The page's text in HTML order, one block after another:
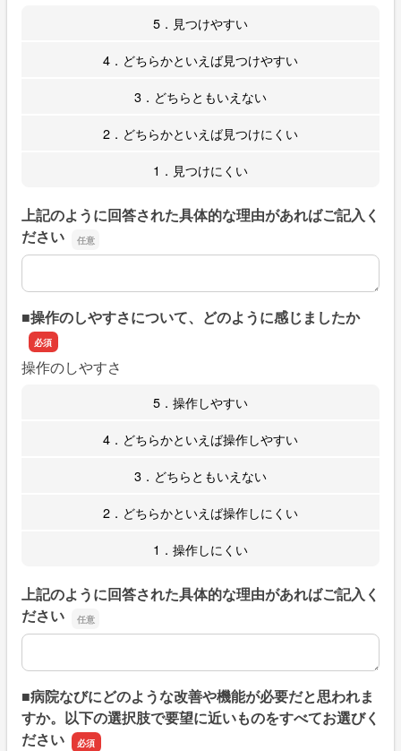
5．見つけやすい
4．どちらかといえば見つけやすい
3．どちらともいえない
2．どちらかといえば見つけにくい
1．見つけにくい
上記のように回答された具体的な理由があればご記入く
ださい
上記のように回答された具体的な理由があればご記入くだ
■操作のしやすさについて、どのように感じましたか
操作のしやすさ
5．操作しやすい
4．どちらかといえば操作しやすい
3．どちらともいえない
2．どちらかといえば操作しにくい
1．操作しにくい
上記のように回答された具体的な理由があればご記入く
ださい
上記のように回答された具体的な理由があればご記入くだ
■病院なびにどのような改善や機能が必要だと思われま
すか。以下の選択肢で要望に近いものをすべてお選びく
ださい